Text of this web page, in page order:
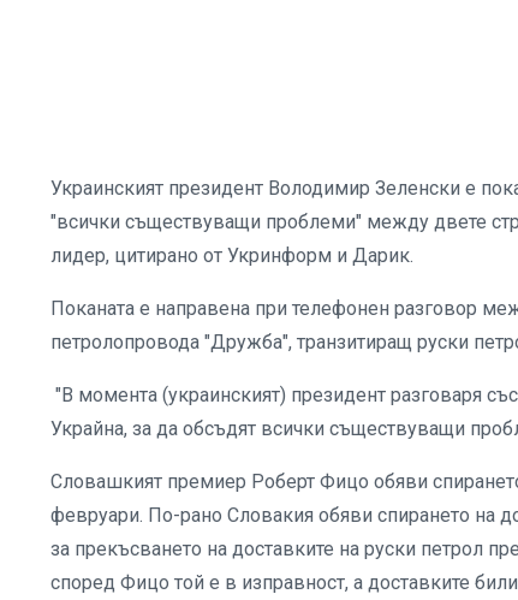
Украинският президент Володимир Зеленски е
"всички съществуващи проблеми" между двете
лидер, цитирано от Укринформ и Дарик.
Поканата е направена при телефонен разговор
петролопровода "Дружба", транзитиращ руски
"В момента (украинският) президент разговаря
Украйна, за да обсъдят всички съществуващи
Словашкият премиер Роберт Фицо обяви
февруари. По-рано Словакия обяви спирането на
за прекъсването на доставките на руски петрол
според Фицо той е в изправност, а доставките